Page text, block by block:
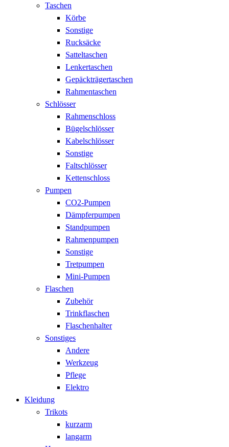
Taschen
Körbe
Sonstige
Rucksäcke
Satteltaschen
Lenkertaschen
Gepäckträgertaschen
Rahmentaschen
Schlösser
Rahmenschloss
Bügelschlösser
Kabelschlösser
Sonstige
Faltschlösser
Kettenschloss
Pumpen
CO2-Pumpen
Dämpferpumpen
Standpumpen
Rahmenpumpen
Sonstige
Tretpumpen
Mini-Pumpen
Flaschen
Zubehör
Trinkflaschen
Flaschenhalter
Sonstiges
Andere
Werkzeug
Pflege
Elektro
Kleidung
Trikots
kurzarm
langarm